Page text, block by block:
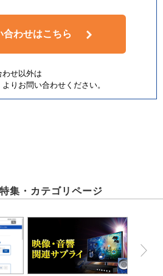
合わせはこちら
せ以外は
よりお問い合わせください。
集・カテゴリページ